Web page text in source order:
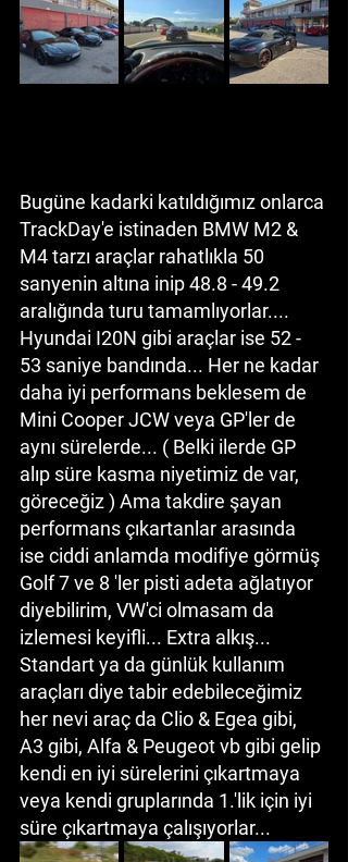
Bugüne kadarki katıldığımız onlarca
TrackDay'e istinaden BMW M2 &
M4 tarzı araçlar rahatlıkla 50
sanyenin altına inip 48.8 - 49.2
aralığında turu tamamlıyorlar....
Hyundai I20N gibi araçlar ise 52 -
53 saniye bandında... Her ne kadar
daha iyi performans beklesem de
Mini Cooper JCW veya GP'ler de
aynı sürelerde... ( Belki ilerde GP
alıp süre kasma niyetimiz de var,
göreceğiz ) Ama takdire şayan
performans çıkartanlar arasında
ise ciddi anlamda modifiye görmüş
Golf 7 ve 8 'ler pisti adeta ağlatıyor
diyebilirim, VW'ci olmasam da
izlemesi keyifli... Extra alkış...
Standart ya da günlük kullanım
araçları diye tabir edebileceğimiz
her nevi araç da Clio & Egea gibi,
A3 gibi, Alfa & Peugeot vb gibi gelip
kendi en iyi sürelerini çıkartmaya
veya kendi gruplarında 1.'lik için iyi
süre çıkartmaya çalışıyorlar...